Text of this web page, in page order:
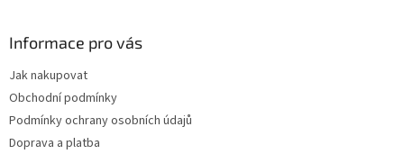
Informace pro vás
Jak nakupovat
Obchodní podmínky
Podmínky ochrany osobních údajů
Doprava a platba